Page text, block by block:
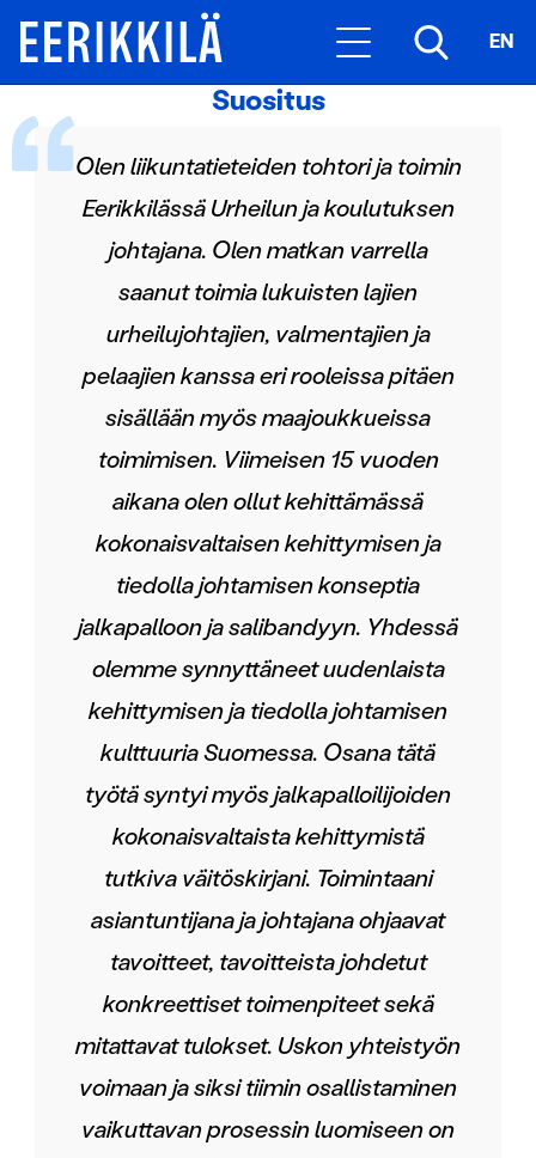
EN
Suositus
Olen liikuntatieteiden tohtori ja toimin
Eerikkilässä Urheilun ja koulutuksen
johtajana. Olen matkan varrella
saanut toimia lukuisten lajien
urheilujohtajien, valmentajien ja
pelaajien kanssa eri rooleissa pitäen
sisällään myös maajoukkueissa
toimimisen. Viimeisen 15 vuoden
aikana olen ollut kehittämässä
kokonaisvaltaisen kehittymisen ja
tiedolla johtamisen konseptia
jalkapalloon ja salibandyyn. Yhdessä
olemme synnyttäneet uudenlaista
kehittymisen ja tiedolla johtamisen
kulttuuria Suomessa. Osana tätä
työtä syntyi myös jalkapalloilijoiden
kokonaisvaltaista kehittymistä
tutkiva väitöskirjani. Toimintaani
asiantuntijana ja johtajana ohjaavat
tavoitteet, tavoitteista johdetut
konkreettiset toimenpiteet sekä
mitattavat tulokset. Uskon yhteistyön
voimaan ja siksi tiimin osallistaminen
vaikuttavan prosessin luomiseen on